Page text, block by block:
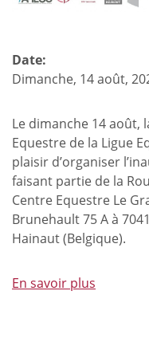
Date:
Dimanche, 14 août,
Le dimanche 14 août,
Equestre de la Ligue
plaisir d’organiser
faisant partie de la
Centre Equestre Le
Brunehault 75 A à
Hainaut (Belgique).
En savoir plus